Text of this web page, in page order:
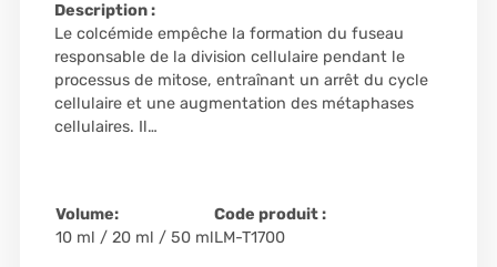
Description :
Le colcémide empêche la formation du fuseau
responsable de la division cellulaire pendant le
processus de mitose, entraînant un arrêt du cycle
cellulaire et une augmentation des métaphases
cellulaires. Il…
Volume:
10 ml / 20 ml / 50 ml
Code produit :
LM-T1700